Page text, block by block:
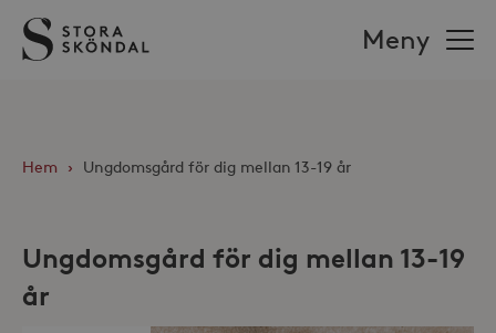
Stora
Sköndal
Meny
Hem › Ungdomsgård för dig mellan 13-19 år
Ungdomsgård för dig mellan 13-19
år